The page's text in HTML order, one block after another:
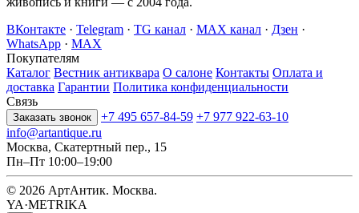
ВКонтакте · Telegram · TG канал · MAX канал · Дзен ·
WhatsApp · MAX
Покупателям
Каталог Вестник антиквара О салоне Контакты Оплата и
доставка Гарантии Политика конфиденциальности
Связь
Заказать звонок +7 495 657-84-59 +7 977 922-63-10
info@artantique.ru
Москва, Скатертный пер., 15
Пн–Пт 10:00–19:00
© 2026 АртАнтик. Москва.
YA·METRIKA